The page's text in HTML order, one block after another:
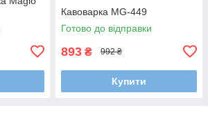
Кавоварка MG-449
Готово до відправки
893 ₴ 992 ₴
Купити